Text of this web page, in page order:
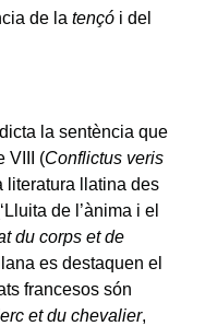
de latençó i del
la sentència que
VIII (Conflictus veris
literatura llatina des
de l’ànima i el
du corps et de
es destaquen el
francesos són
et du chevalier,